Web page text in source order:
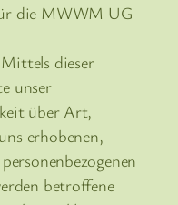
die MWWM UG
dieser
unser
über Art,
erhobenen,
betroffene